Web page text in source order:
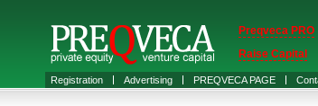
Registration Advertising PREQVECA PAGE
Preqveca PRO
Raise Capital